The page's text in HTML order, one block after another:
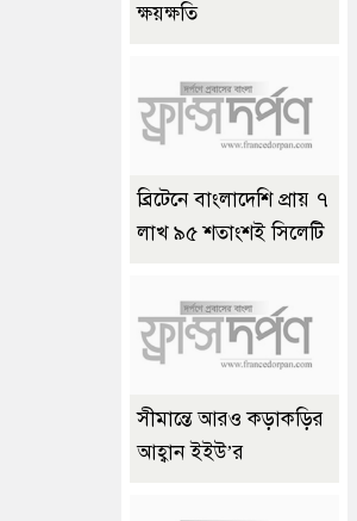
ক্ষয়ক্ষতি
ব্রিটেনে বাংলাদেশি প্রায় ৭
লাখ ৯৫ শতাংশই সিলেটি
সীমান্তে আরও কড়াকড়ির
আহ্বান ইইউ’র